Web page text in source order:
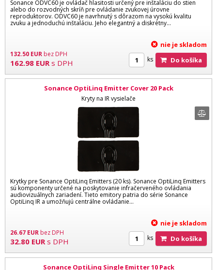
Sonance ODVC60 je ovládač hlasitosti určený pre inštaláciu do stien
alebo do rozvodných skríň pre ovládanie zvukovej úrovne
reproduktorov. ODVC60 je navrhnutý s dôrazom na vysokú kvalitu
zvuku a jednoduchú inštaláciu. Jeho elegantný a diskrétny...
132.50 EURbez DPH
162.98 EUR s DPH
nie je skladom
ks Do košíka
Sonance OptiLinq Emitter Cover 20 Pack
Kryty na IR vysielače
Krytky pre Sonance OptiLinq Emitters (20 ks). Sonance OptiLinq Emitters
sú komponenty určené na poskytovanie infračerveného ovládania
audiovizuálnych zariadení. Tieto emitory patria do série Sonance
OptiLinq IR a umožňujú centrálne ovládanie...
26.67 EURbez DPH
32.80 EUR s DPH
nie je skladom
ks Do košíka
Sonance OptiLinq Single Emitter 10 Pack